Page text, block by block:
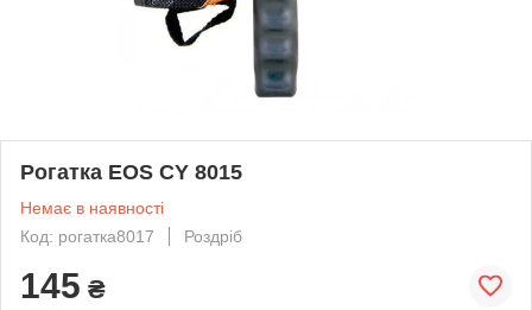
Рогатка EOS CY 8015
Немає в наявності
Код: рогатка8017
Роздріб
145 ₴